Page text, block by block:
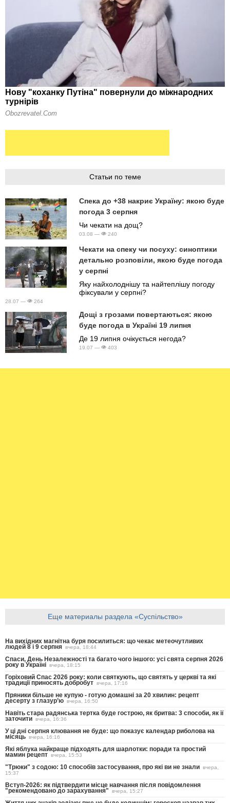
Статьи по теме
Спека до +38 накриє Україну: якою буде
погода 3 серпня
Чи чекати на дощ?
03.08 — 240
Чекати на спеку чи посуху: синоптики
детально розповіли, якою буде погода
у серпні
Яку найхолоднішу та найтеплішу погоду
фіксували у серпні?
28.07 — 264
Дощі з грозами повертаються: якою
буде погода в Україні 19 липня
Де 19 липня очікується негода?
19.07 — 403
Еще материалы раздела «Суспільство»
На вихідних магнітна буря посилиться: що чекає метеочутливих
людей 8 і 9 серпня вчера, 18:44
Спаси, День Незалежності та багато чого іншого: усі свята серпня 2026
року в Україні вчера, 18:15
Горіховий Спас 2026 року: коли святкують, що святять у церкві та які
традиції приносять добробут вчера, 17:16
Пряники більше не купую - готую домашні за 20 хвилин: рецепт
десерту з глазур’ю вчера, 16:50
Навіть стара радянська тертка буде гострою, як бритва: 3 способи, як її
заточити вчера, 16:36
У ці дні серпня клювання не буде: що показує календар риболова на
місяць вчера, 16:16
Які яблука найкраще підходять для шарлотки: поради та простий
мамин рецепт вчера, 15:53
"Трюки" з содою: 10 способів застосування, про які ви не знали вчера,
15:37
Вступ-2026: як підтвердити місце навчання після повідомлення
"рекомендовано до зарахування" вчера, 15:27